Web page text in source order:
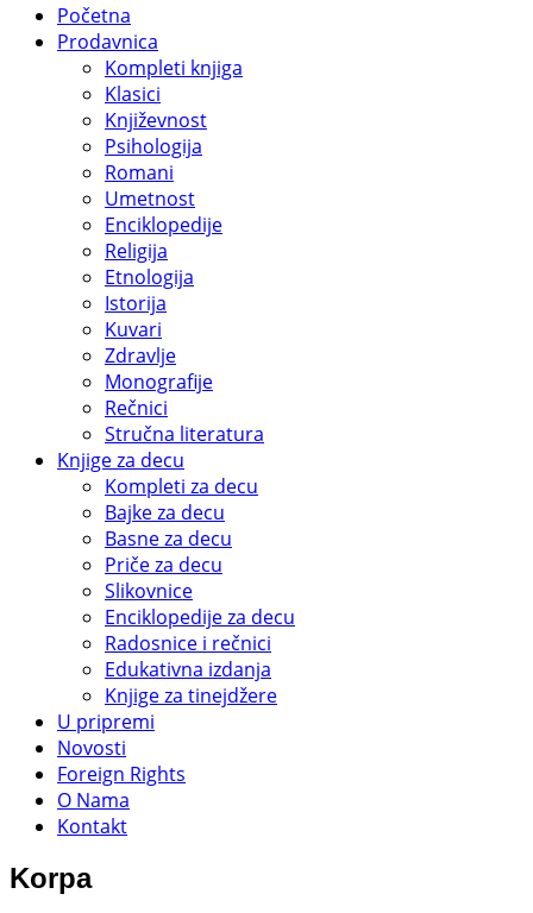
Početna
Prodavnica
Kompleti knjiga
Klasici
Književnost
Psihologija
Romani
Umetnost
Enciklopedije
Religija
Etnologija
Istorija
Kuvari
Zdravlje
Monografije
Rečnici
Stručna literatura
Knjige za decu
Kompleti za decu
Bajke za decu
Basne za decu
Priče za decu
Slikovnice
Enciklopedije za decu
Radosnice i rečnici
Edukativna izdanja
Knjige za tinejdžere
U pripremi
Novosti
Foreign Rights
O Nama
Kontakt
Korpa